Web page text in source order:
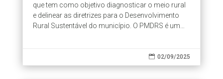
que tem como objetivo diagnosticar o meio rural
e delinear as diretrizes para o Desenvolvimento
Rural Sustentável do município. O PMDRS é um
 02/09/2025